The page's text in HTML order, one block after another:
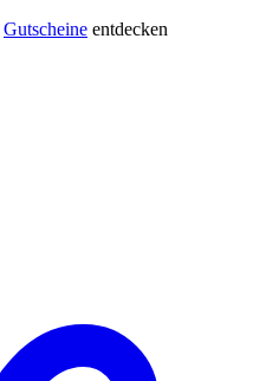
Gutscheine entdecken